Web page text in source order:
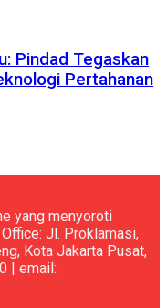
Pindad Tegaskan
Pertahanan
yang menyoroti
Jl. Proklamasi,
Kota Jakarta Pusat,
| email: